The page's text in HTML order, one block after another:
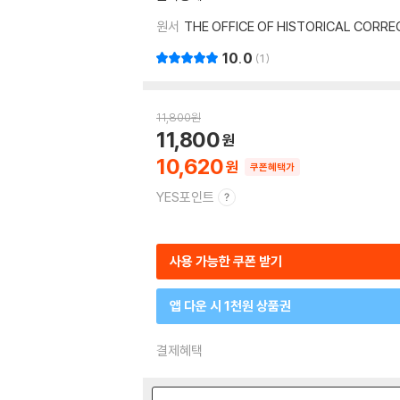
원서 THE OFFICE OF HISTORICAL
10.0 1
11,800원
10,620
11,800
쿠폰혜택가
YES포인트
사용 가능한 쿠폰 받기
앱 다운 시 1천원 상품권
결제혜택